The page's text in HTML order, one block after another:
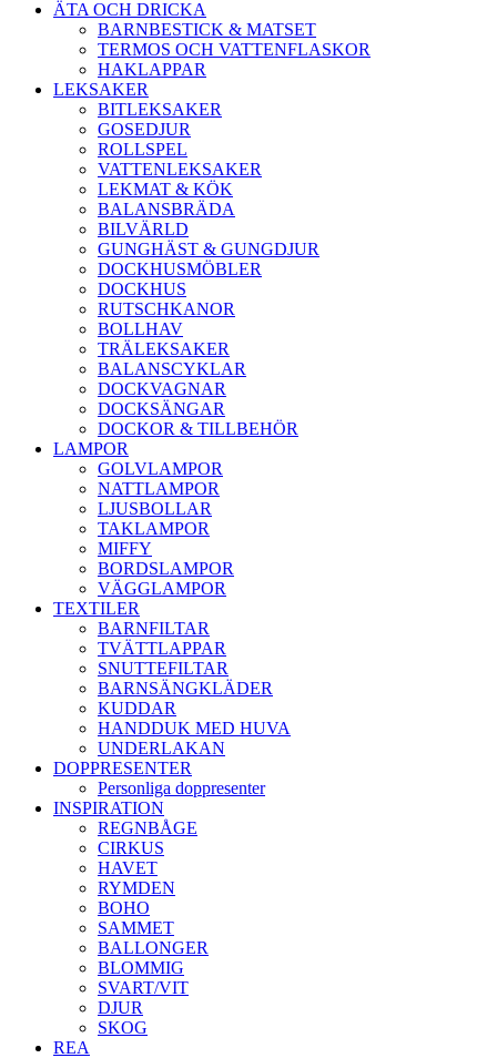
ÄTA OCH DRICKA
BARNBESTICK & MATSET
TERMOS OCH VATTENFLASKOR
HAKLAPPAR
LEKSAKER
BITLEKSAKER
GOSEDJUR
ROLLSPEL
VATTENLEKSAKER
LEKMAT & KÖK
BALANSBRÄDA
BILVÄRLD
GUNGHÄST & GUNGDJUR
DOCKHUSMÖBLER
DOCKHUS
RUTSCHKANOR
BOLLHAV
TRÄLEKSAKER
BALANSCYKLAR
DOCKVAGNAR
DOCKSÄNGAR
DOCKOR & TILLBEHÖR
LAMPOR
GOLVLAMPOR
NATTLAMPOR
LJUSBOLLAR
TAKLAMPOR
MIFFY
BORDSLAMPOR
VÄGGLAMPOR
TEXTILER
BARNFILTAR
TVÄTTLAPPAR
SNUTTEFILTAR
BARNSÄNGKLÄDER
KUDDAR
HANDDUK MED HUVA
UNDERLAKAN
DOPPRESENTER
Personliga doppresenter
INSPIRATION
REGNBÅGE
CIRKUS
HAVET
RYMDEN
BOHO
SAMMET
BALLONGER
BLOMMIG
SVART/VIT
DJUR
SKOG
REA